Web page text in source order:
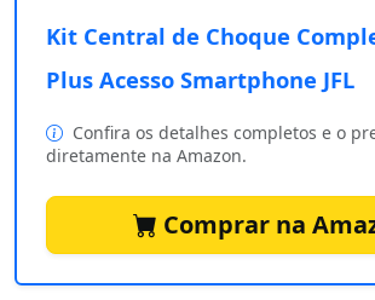
Kit Central de Choque
Plus Acesso Smartphone JFL
Confira os detalhes completos e o
diretamente na Amazon.
Comprar na